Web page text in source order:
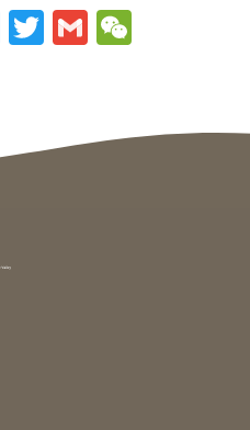
M
e
n
T
w
er
G
m
l h